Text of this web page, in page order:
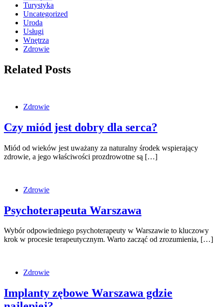
Turystyka
Uncategorized
Uroda
Usługi
Wnętrza
Zdrowie
Related Posts
Zdrowie
Czy miód jest dobry dla serca?
Miód od wieków jest uważany za naturalny środek wspierający
zdrowie, a jego właściwości prozdrowotne są […]
Zdrowie
Psychoterapeuta Warszawa
Wybór odpowiedniego psychoterapeuty w Warszawie to kluczowy
krok w procesie terapeutycznym. Warto zacząć od zrozumienia, […]
Zdrowie
Implanty zębowe Warszawa gdzie